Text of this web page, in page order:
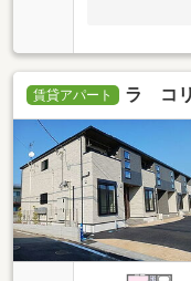
賃貸アパート ラ コ